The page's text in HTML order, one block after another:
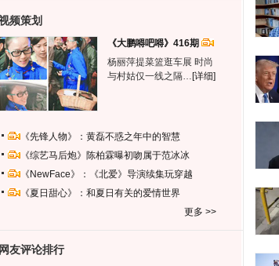
频策划
《大鹏嘚吧嘚》416期
杨丽萍提菜篮逛车展 时尚
与村姑仅一线之隔… [详细]
《先锋人物》：黄磊不惑之年中的智慧
《综艺马后炮》陈柏霖曝初吻属于范冰冰
《NewFace》：《北爱》导演续集玩穿越
《夏日甜心》：和夏日有关的爱情世界
更多 >>
网友评论排行